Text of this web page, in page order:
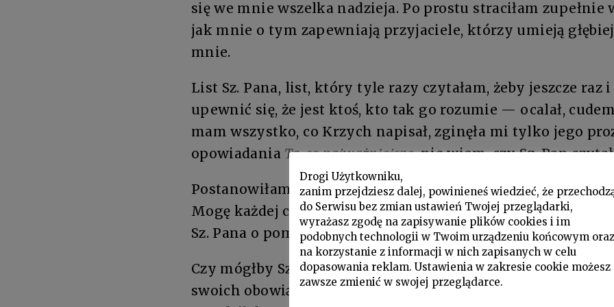
się we mnie wszelka nadzieja. Po prostu straciłam zupełnie
jak mnie o tym zapewniają przyjaciele, którzy umieją
mnie.
List Sz. Pana, list, który tyle razy czytałam, żeby jeszcze raz i
upewnić się, że jest ktoś, kto tak go rozumie — ocalał,
mam wszystko, co Krzych napisał, zginęła mi tylko jego
opowiadania To, co najważniejsze, nie wiem, czy Sz. Pan
Postanowiłam jednak wydać wiersze syna. Jestem bardzo
Mogę każdej chwili umrzeć i zostawiłabym tak całą jego
Sz. Pana o pomoc. Myśląc o tym nieustannie, w jaki sposób
Czy mógłby Sz. Pan opuścić Kraków na jakieś dwa tygodnie
swoich obowiązków i prac? Ja mieszkam w Aninie pod
Drogi Użytkowniku,
zanim przejdziesz dalej, powinieneś wiedzieć, że
do Serwisu bez zmian ustawień Twojej przeglądarki,
wyrażasz zgodę na zapisywanie plików cookies i im
podobnych technologii w Twoim urządzeniu końcowym oraz
na korzystanie z informacji w nich zapisanych w celu
dopasowania reklam. Ustawienia w zakresie cookie możesz
zawsze zmienić w swojej przeglądarce.